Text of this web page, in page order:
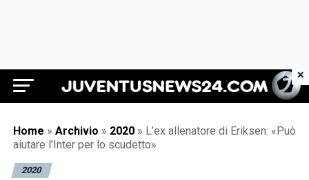
Juventus News 24
Home » Archivio » 2020 » L’ex allenatore di Eriksen: «Può
aiutare l’Inter per lo scudetto»
2020
×